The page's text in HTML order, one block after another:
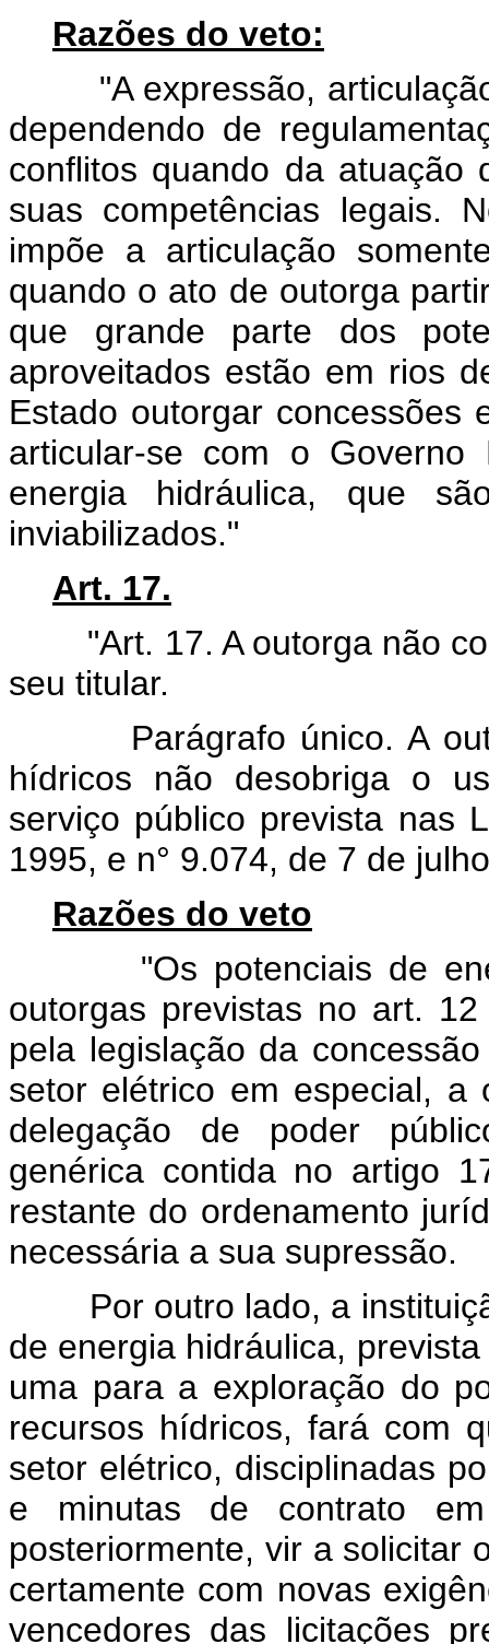
Razões do veto:
"A expressão, articulação,
dependendo de
conflitos quando da atuação
suas competências legais.
impõe a articulação
quando o ato de outorga
que grande parte dos
aproveitados estão em rios
Estado outorgar concessões
articular-se com o
energia hidráulica, que
inviabilizados."
Art. 17.
"Art. 17. A outorga não
seu titular.
Parágrafo único. A
hídricos não desobriga o
serviço público prevista nas
1995, e n° 9.074, de 7 de
Razões do veto
"Os potenciais de
outorgas previstas no art.
pela legislação da
setor elétrico em especial, a
delegação de poder
genérica contida no artigo
restante do ordenamento
necessária a sua supressão.
Por outro lado, a
de energia hidráulica,
uma para a exploração do
recursos hídricos, fará com
setor elétrico, disciplinadas
e minutas de contrato
posteriormente, vir a solicitar
certamente com novas
vencedores das licitações